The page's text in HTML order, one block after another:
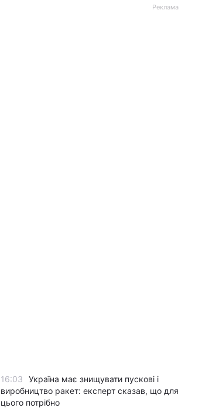
Реклама
16:03
Україна має знищувати пускові і
виробництво ракет: експерт сказав, що для
цього потрібно